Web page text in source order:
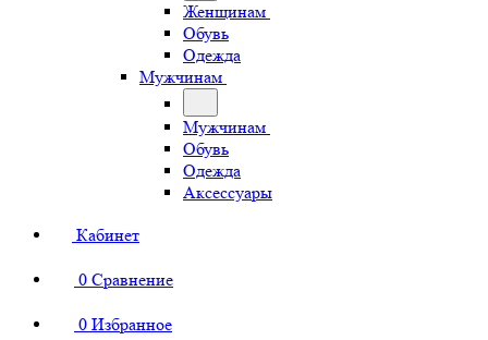
Женщинам
Обувь
Одежда
Мужчинам
Мужчинам
Обувь
Одежда
Аксессуары
Кабинет
0 Сравнение
0 Избранное